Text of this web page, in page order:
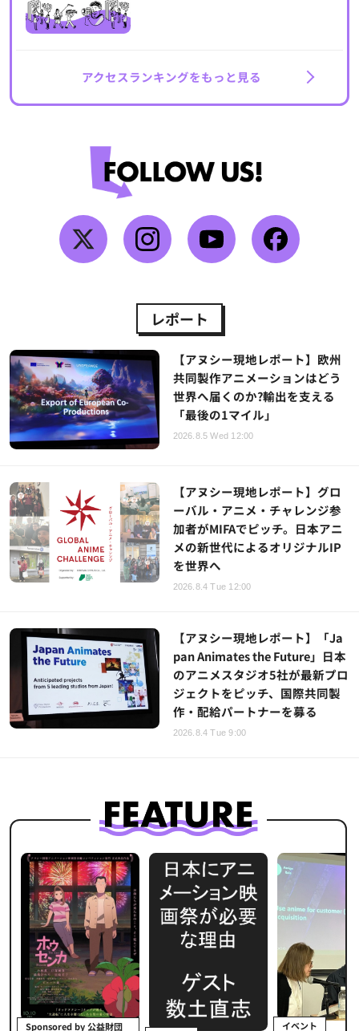
アクセスランキングをもっと見る
レポート
【アヌシー現地レポート】欧州
共同製作アニメーションはどう
世界へ届くのか?輸出を支える
「最後の1マイル」
2026.8.5 Wed 12:00
【アヌシー現地レポート】グロ
ーバル・アニメ・チャレンジ参
加者がMIFAでピッチ。日本アニ
メの新世代によるオリジナルIP
を世界へ
2026.8.4 Tue 12:00
【アヌシー現地レポート】「Ja
pan Animates the Future」日本
のアニメスタジオ5社が最新プロ
ジェクトをピッチ、国際共同製
作・配給パートナーを募る
2026.8.4 Tue 9:00
Sponsored by 公益財団 イベント